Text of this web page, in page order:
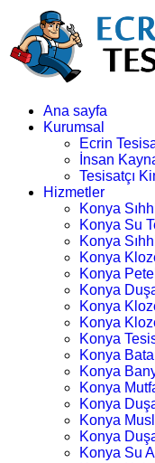
Ana sayfa
Kurumsal
Ecrin
İnsan
Tesisatçı
Hizmetler
Konya
Konya Su
Konya
Konya
Konya
Konya
Konya
Konya
Konya
Konya
Konya
Konya
Konya
Konya
Konya
Konya Su